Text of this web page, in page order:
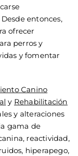
entonces,
ofrecer
perros y
y fomentar
Canino
y Rehabilitación
y alteraciones
gama de
reactividad,
hiperapego,